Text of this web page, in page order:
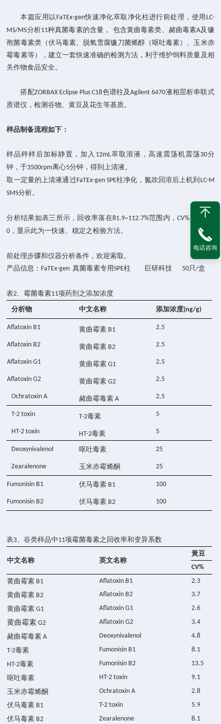
本篇应用以 FaTEx-gen快速净化萃取净化柱进行前处理，使用 LC-
MS/MS分析11种真菌毒素的含量， 包含黄曲毒素类、赭曲毒素A及镰
孢菌毒素类（伏马毒素、脱氧雪腐镰刀菌烯醇（呕吐毒素）、玉米赤
霉毒素等），建立一套快速准确的检测方法，利于维护饲料质量及相
关作物食品安全。
搭配ZORBAX Eclipse Plus C18色谱柱及Agilent 6470液相层析串联式
质谱仪，检测谷物、黄豆及花生等基质。
样品制备流程如下：
样品秤样后加标静置，加入 12mL萃取溶液，高速震荡机震荡30分
钟，于3500rpm离心5分钟，得到上清液。
取一定量的上清液通过FaTEx-gen SPE柱净化，氮吹回溶后上机到 LC-M
SMS分析。
分析结果如表三所示，回收率落在81.9~112.7%范围内，CV% 皆小于
0 ，显示此为一快速、稳定之检验方法。
前处理步骤和仪器分析条件，欢迎索取。
产品信息： FaTEx-gen真菌毒素专用SPE柱 巨研科技 50只/盒
表2、霉菌毒素11项药剂之添加浓度
分析物 中文名称 添加浓度(ng/g)
Aflatoxin B1 黄曲霉素 B1 2.5
Aflatoxin B2 黄曲霉素 B2 2.5
Aflatoxin G1 黄曲霉素 G1 2.5
Aflatoxin G2 黄曲霉素 G2 2.5
Ochratoxin A 赭曲霉毒素 A 2.5
T-2 toxin T-2毒素 5
HT-2 toxin HT-2毒素 5
Deoxynivalenol 呕吐毒素 25
Zearalenone 玉米赤霉烯酮 25
Fumonisin B1 伏马毒素 B1 100
Fumonisin B2 伏马毒素 B2 100
表3、谷类样品中 11项霉菌毒素之回收率和变异系数
中文名称 英文名称
黃豆
CV%
黄曲霉素 B1 Aflatoxin B1
2.3
黄曲霉素 B2 Aflatoxin B2
3.7
黄曲霉素 G1 Aflatoxin G1 2.6
黄曲霉素 G2 Aflatoxin G2
3.4
赭曲霉毒素 A Deoxynivalenol
4.8
T-2毒素 Fumonisin B1
8.1
HT-2毒素 Fumonisin B2
13.5
呕吐毒素
HT-2 toxin
9.1
玉米赤霉烯酮
Ochratoxin A
2.8
伏马毒素 B1 T-2 toxin
5.9
伏马毒素 B2 Zearalenone 8.1
电话咨询